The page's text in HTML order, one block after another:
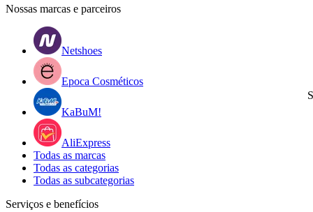
Nossas marcas e parceiros
Netshoes
Epoca Cosméticos
KaBuM!
AliExpress
Todas as marcas
Todas as categorias
Todas as subcategorias
Serviços e benefícios